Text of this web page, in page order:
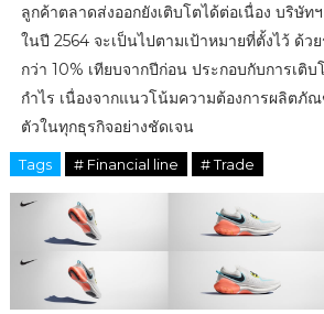
ลูกค้าตลาดส่งออกยังเติบโตได้ต่อเนื่อง บริษัท
ในปี 2564 จะเป็นไปตามเป้าหมายที่ตั้งไว้ ด้ว
กว่า 10% เทียบจากปีก่อน ประกอบกับการเติ
กำไร เนื่องจากแนวโน้มความต้องการผลิตภั
ตัวในทุกธุรกิจอย่างชัดเจน
Tags # Financial line # Trade